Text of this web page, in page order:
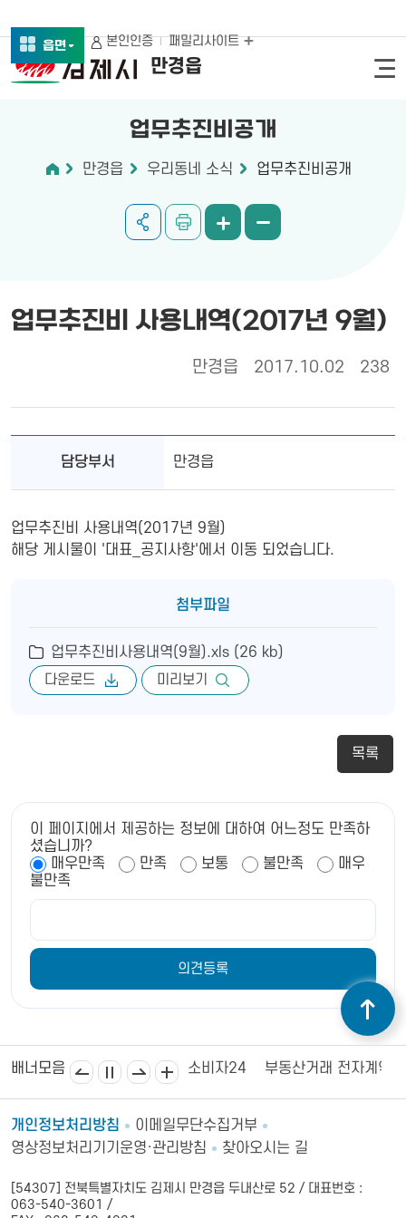
만경읍
읍면 본인인증 패밀리사이트
업무추진비공개
만경읍 우리동네 소식 업무추진비공개
업무추진비 사용내역(2017년 9월)
만경읍 2017.10.02 238
담당부서 만경읍
업무추진비 사용내역(2017년 9월)
해당 게시물이 '대표_공지사항'에서 이동 되었습니다.
첨부파일
업무추진비사용내역(9월).xls (26 kb)
다운로드
미리보기
목록
이 페이지에서 제공하는 정보에 대하여 어느정도 만족하
셨습니까?
매우만족
만족 보통 불만족
매우
불만족
배너모음
상공회의소 김제시의회 소비자24 부동산거래 전자계약
개인정보처리방침
이메일무단수집거부
영상정보처리기기운영·관리방침
찾아오시는 길
[54307] 전북특별자치도 김제시 만경읍 두내산로 52 / 대표번호 :
063-540-3601 /